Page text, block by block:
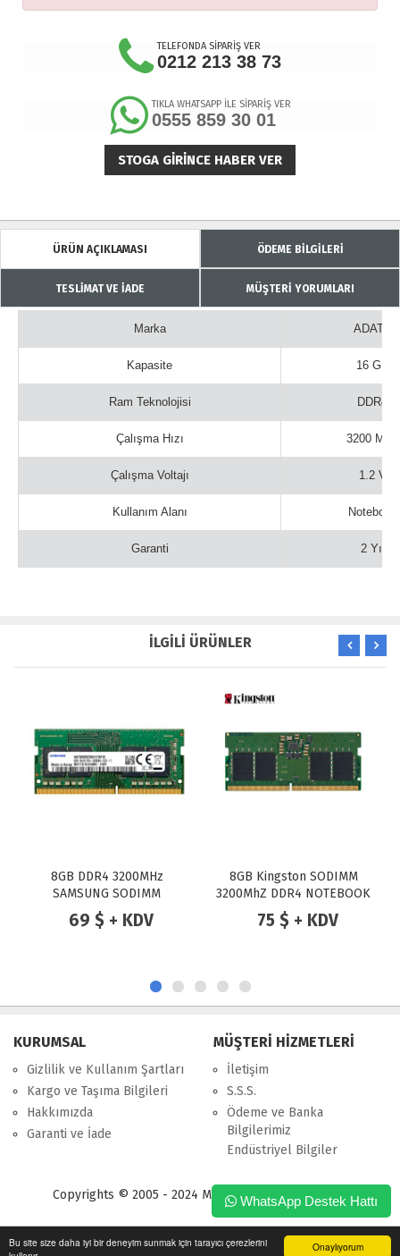
Onaylıyorum
Bu site size daha iyi bir deneyim sunmak için tarayıcı çerezlerini
TELEFONDA SİPARİŞ VER
0212 213 38 73
TIKLA WHATSAPP İLE SİPARİŞ VER
0555 859 30 01
STOGA GIRINCE HABER VER
ÜRÜN AÇIKLAMASI ÖDEME BİLGİLERİ
TESLİMAT VE İADE MÜŞTERİ YORUMLARI
Marka ADATA
Kapasite 16 GB
Ram Teknolojisi DDR4
Çalışma Hızı 3200 MHz
Çalışma Voltajı 1.2 V
Kullanım Alanı Notebook
Garanti 2 Yıl
İLGİLİ ÜRÜNLER
8GB DDR4 3200MHz
SAMSUNG SODIMM
69 $ + KDV
8GB Kingston SODIMM
3200MhZ DDR4 NOTEBOOK
RAM
75 $ + KDV
KURUMSAL
Gizlilik ve Kullanım Şartları
Kargo ve Taşıma Bilgileri
Hakkımızda
Garanti ve İade
MÜŞTERİ HİZMETLERİ
İletişim
S.S.S.
Ödeme ve Banka
Bilgilerimiz
Endüstriyel Bilgiler
Copyrights © 2005 - 2024 Merpa Bilgi İşlem Ltd. Şti.
WhatsApp Destek Hattı